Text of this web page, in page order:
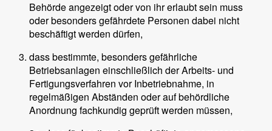
Behörde angezeigt oder von ihr erlaubt sein muss
oder besonders gefährdete Personen dabei nicht
beschäftigt werden dürfen,
dass bestimmte, besonders gefährliche
Betriebsanlagen einschließlich der Arbeits- und
Fertigungsverfahren vor Inbetriebnahme, in
regelmäßigen Abständen oder auf behördliche
Anordnung fachkundig geprüft werden müssen,